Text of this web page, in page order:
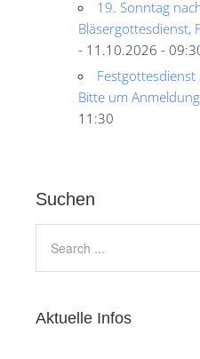
19. Sonntag
Bläsergottesdienst,
- 11.10.2026 -
Bitte um Anmeldung
11:30
Suchen
Aktuelle Infos